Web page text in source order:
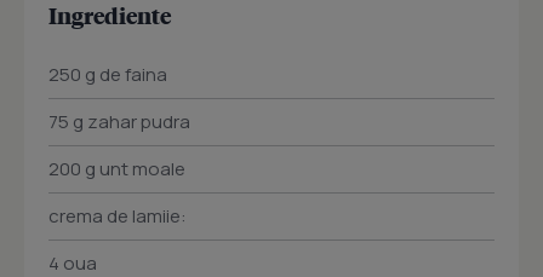
Ingrediente
250 g de faina
75 g zahar pudra
200 g unt moale
crema de lamiie:
4 oua